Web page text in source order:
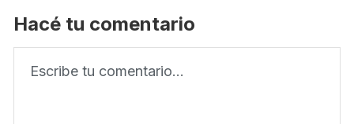
Hacé tu comentario